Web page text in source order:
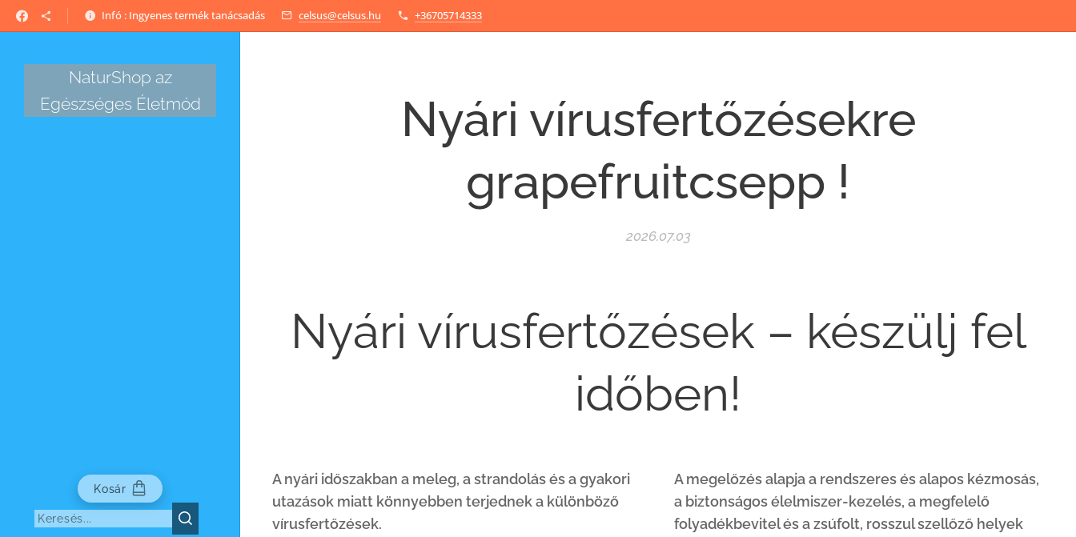
Infó : Ingyenes termék tanácsadás celsus@celsus.hu +36705714333
NaturShop az
Egészséges Életmód
Kosár
Nyári vírusfertőzésekre
grapefruitcsepp !
2026.07.03
Nyári vírusfertőzések – készülj fel
időben!
A nyári időszakban a meleg, a strandolás és a gyakori
utazások miatt könnyebben terjednek a különböző
vírusfertőzések.
A megelőzés alapja a rendszeres és alapos kézmosás,
a biztonságos élelmiszer-kezelés, a megfelelő
folyadékbevitel és a zsúfolt, rosszul szellőző helyek